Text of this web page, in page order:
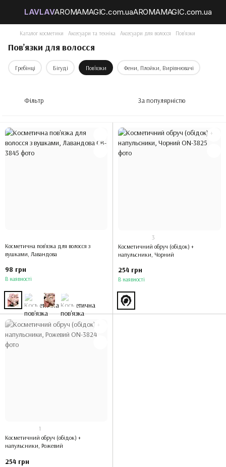
Каталог косметики Аксесуари та техніка Аксесуари для волосся Повʼязки
Повʼязки для волосся
Гребінці Бігуді Повʼязки Фени, Плойки, Вирівнювачі
Фільтр За популярністю
Косметична пов'язка для волосся з
вушками, Лавандова
98 грн
В наявності
3
Косметичний обруч (обідок) +
напульсники, Чорний
254 грн
В наявності
1
Косметичний обруч (обідок) +
напульсники, Рожевий
254 грн